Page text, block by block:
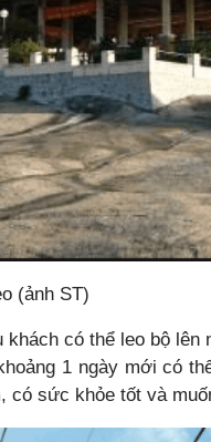
(ảnh ST)
có thể leo bộ lên
1 ngày mới có
sức khỏe tốt và